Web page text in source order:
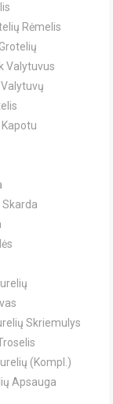
Rėmelis
Valytuvus
Skarda
Skriemulys
(Kompl.)
Apsauga